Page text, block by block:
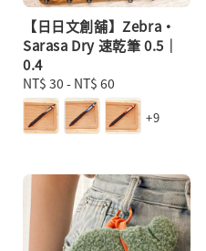
【日日文創舖】Zebra・
Sarasa Dry 速乾筆 0.5｜
0.4
Regular
price
NT$ 30 - NT$ 60
+9